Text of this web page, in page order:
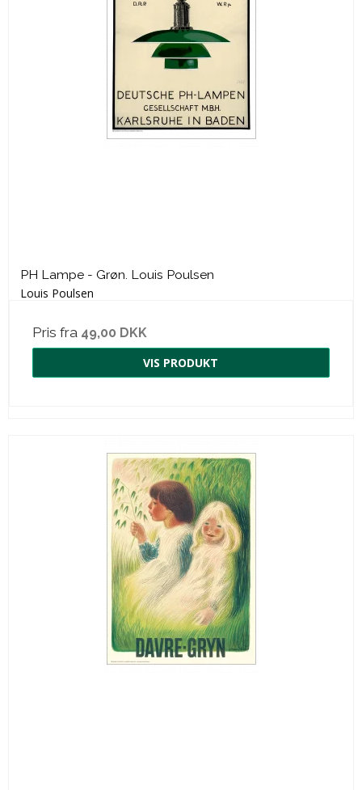
PH Lampe - Grøn. Louis Poulsen
Louis Poulsen
Pris fra 49,00 DKK
VIS PRODUKT